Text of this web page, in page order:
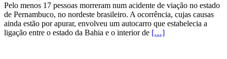
Pelo menos 17 pessoas morreram num acidente de viação no estado
de Pernambuco, no nordeste brasileiro. A ocorrência, cujas causas
ainda estão por apurar, envolveu um autocarro que estabelecia a
ligação entre o estado da Bahia e o interior de […]